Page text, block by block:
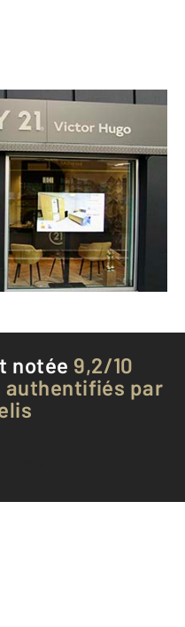
Hugo
- 38000
message
à l'agence
notée 9,2/10
authentifiés par
clients